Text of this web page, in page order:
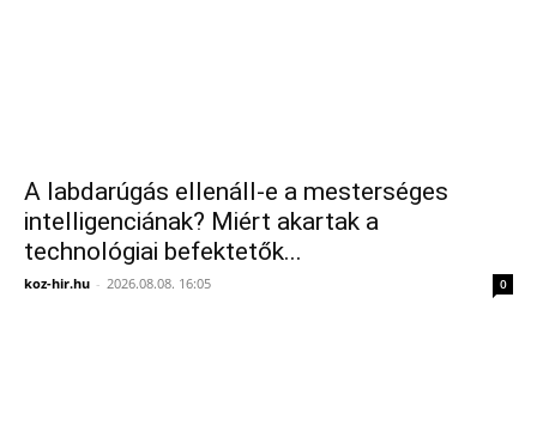
A labdarúgás ellenáll-e a mesterséges
intelligenciának? Miért akartak a
technológiai befektetők...
koz-hir.hu - 2026.08.08. 16:05 0